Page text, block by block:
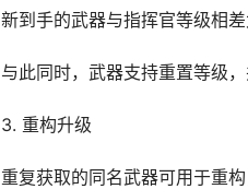
新到手的武器与指挥官等级相
与此同时，武器支持重置等级
3. 重构升级
重复获取的同名武器可用于重